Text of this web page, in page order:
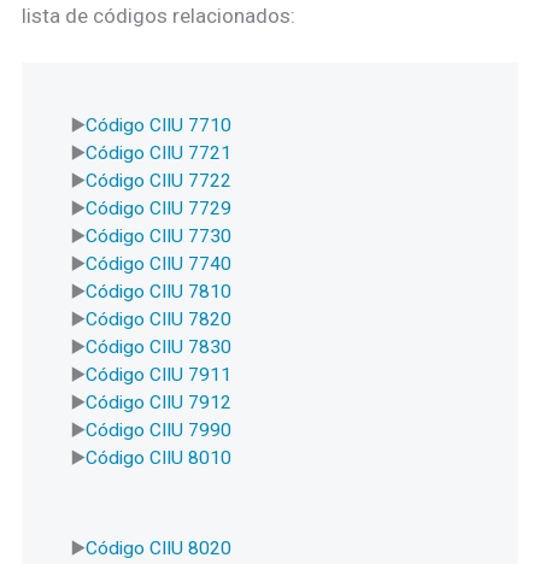
lista de códigos relacionados:
Código CIIU 7710
Código CIIU 7721
Código CIIU 7722
Código CIIU 7729
Código CIIU 7730
Código CIIU 7740
Código CIIU 7810
Código CIIU 7820
Código CIIU 7830
Código CIIU 7911
Código CIIU 7912
Código CIIU 7990
Código CIIU 8010
Código CIIU 8020